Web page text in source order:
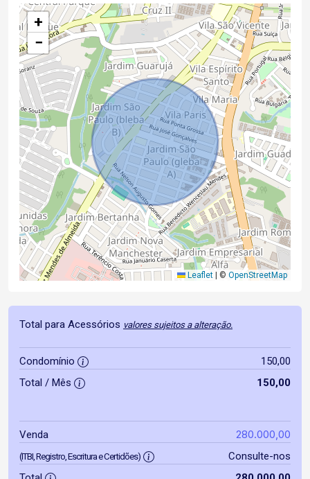
+
−
Leaflet | © OpenStreetMap
Total para Acessórios valores sujeitos a alteração.
Condomínio
150,00
Total / Mês
150,00
Venda 280.000,00
(ITBI, Registro, Escritura e Certidões)
Consulte-nos